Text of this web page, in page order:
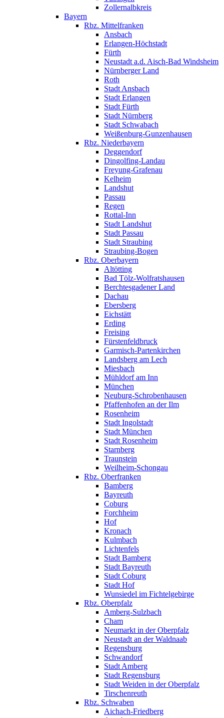
Zollernalbkreis
Bayern
Rbz. Mittelfranken
Ansbach
Erlangen-Höchstadt
Fürth
Neustadt a.d. Aisch-Bad Windsheim
Nürnberger Land
Roth
Stadt Ansbach
Stadt Erlangen
Stadt Fürth
Stadt Nürnberg
Stadt Schwabach
Weißenburg-Gunzenhausen
Rbz. Niederbayern
Deggendorf
Dingolfing-Landau
Freyung-Grafenau
Kelheim
Landshut
Passau
Regen
Rottal-Inn
Stadt Landshut
Stadt Passau
Stadt Straubing
Straubing-Bogen
Rbz. Oberbayern
Altötting
Bad Tölz-Wolfratshausen
Berchtesgadener Land
Dachau
Ebersberg
Eichstätt
Erding
Freising
Fürstenfeldbruck
Garmisch-Partenkirchen
Landsberg am Lech
Miesbach
Mühldorf am Inn
München
Neuburg-Schrobenhausen
Pfaffenhofen an der Ilm
Rosenheim
Stadt Ingolstadt
Stadt München
Stadt Rosenheim
Starnberg
Traunstein
Weilheim-Schongau
Rbz. Oberfranken
Bamberg
Bayreuth
Coburg
Forchheim
Hof
Kronach
Kulmbach
Lichtenfels
Stadt Bamberg
Stadt Bayreuth
Stadt Coburg
Stadt Hof
Wunsiedel im Fichtelgebirge
Rbz. Oberpfalz
Amberg-Sulzbach
Cham
Neumarkt in der Oberpfalz
Neustadt an der Waldnaab
Regensburg
Schwandorf
Stadt Amberg
Stadt Regensburg
Stadt Weiden in der Oberpfalz
Tirschenreuth
Rbz. Schwaben
Aichach-Friedberg